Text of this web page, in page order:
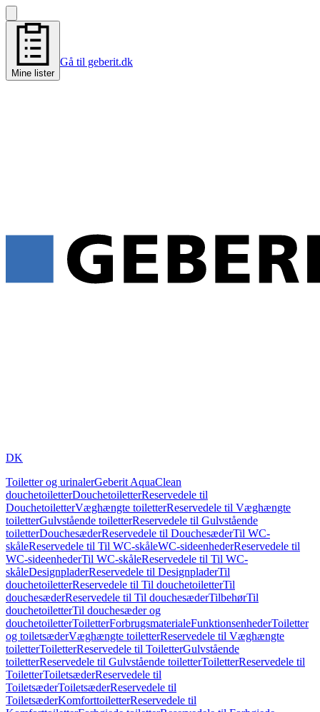
Mine lister
Gå til geberit.dk
DK
Toiletter og urinalerGeberit AquaClean
douchetoiletterDouchetoiletterReservedele til
DouchetoiletterVæghængte toiletterReservedele til Væghængte
toiletterGulvstående toiletterReservedele til Gulvstående
toiletterDouchesæderReservedele til DouchesæderTil WC-
skåleReservedele til Til WC-skåleWC-sideenhederReservedele til
WC-sideenhederTil WC-skåleReservedele til Til WC-
skåleDesignpladerReservedele til DesignpladerTil
douchetoiletterReservedele til Til douchetoiletterTil
douchesæderReservedele til Til douchesæderTilbehørTil
douchetoiletterTil douchesæder og
douchetoiletterToiletterForbrugsmaterialeFunktionsenhederToiletter
og toiletsæderVæghængte toiletterReservedele til Væghængte
toiletterToiletterReservedele til ToiletterGulvstående
toiletterReservedele til Gulvstående toiletterToiletterReservedele til
ToiletterToiletsæderReservedele til
ToiletsæderToiletsæderReservedele til
ToiletsæderKomforttoiletterReservedele til